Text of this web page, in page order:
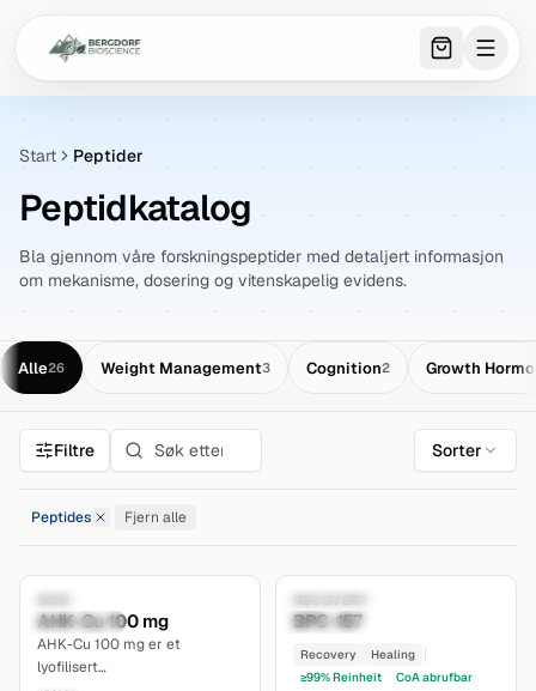
0 item
Start Peptider
Peptidkatalog
Bla gjennom våre forskningspeptider med detaljert informasjon
om mekanisme, dosering og vitenskapelig evidens.
Alle26 Weight Management3 Cognition2 Growth
Filtre Sorter
Peptides
Fjern alle
limited
AHK-Cu 100 mg
AHK-Cu 100 mg er et
lyofilisert
Research Only
established
BPC-157
Recovery
Healing
≥99% Reinheit
CoA abrufbar